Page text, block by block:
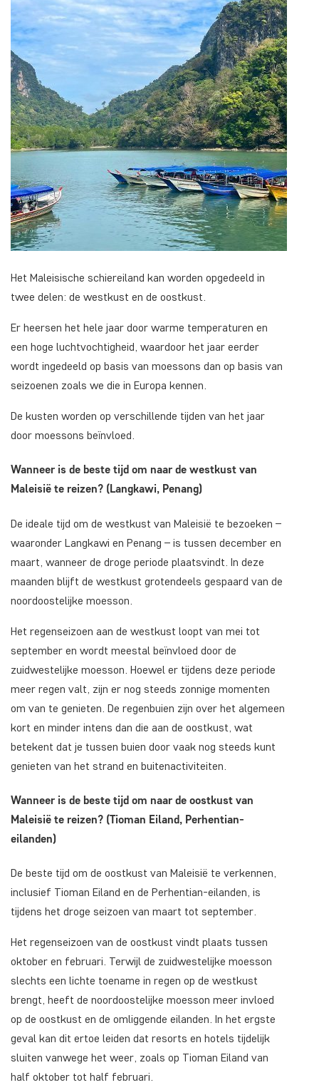
Het Maleisische schiereiland kan worden opgedeeld in
twee delen: de westkust en de oostkust.
Er heersen het hele jaar door warme temperaturen en
een hoge luchtvochtigheid, waardoor het jaar eerder
wordt ingedeeld op basis van moessons dan op basis van
seizoenen zoals we die in Europa kennen.
De kusten worden op verschillende tijden van het jaar
door moessons beïnvloed.
Wanneer is de beste tijd om naar de westkust van
Maleisië te reizen? (Langkawi, Penang)
De ideale tijd om de westkust van Maleisië te bezoeken –
waaronder Langkawi en Penang – is tussen december en
maart, wanneer de droge periode plaatsvindt. In deze
maanden blijft de westkust grotendeels gespaard van de
noordoostelijke moesson.
Het regenseizoen aan de westkust loopt van mei tot
september en wordt meestal beïnvloed door de
zuidwestelijke moesson. Hoewel er tijdens deze periode
meer regen valt, zijn er nog steeds zonnige momenten
om van te genieten. De regenbuien zijn over het algemeen
kort en minder intens dan die aan de oostkust, wat
betekent dat je tussen buien door vaak nog steeds kunt
genieten van het strand en buitenactiviteiten.
Wanneer is de beste tijd om naar de oostkust van
Maleisië te reizen? (Tioman Eiland, Perhentian-
eilanden)
De beste tijd om de oostkust van Maleisië te verkennen,
inclusief Tioman Eiland en de Perhentian-eilanden, is
tijdens het droge seizoen van maart tot september.
Het regenseizoen van de oostkust vindt plaats tussen
oktober en februari. Terwijl de zuidwestelijke moesson
slechts een lichte toename in regen op de westkust
brengt, heeft de noordoostelijke moesson meer invloed
op de oostkust en de omliggende eilanden. In het ergste
geval kan dit ertoe leiden dat resorts en hotels tijdelijk
sluiten vanwege het weer, zoals op Tioman Eiland van
half oktober tot half februari.